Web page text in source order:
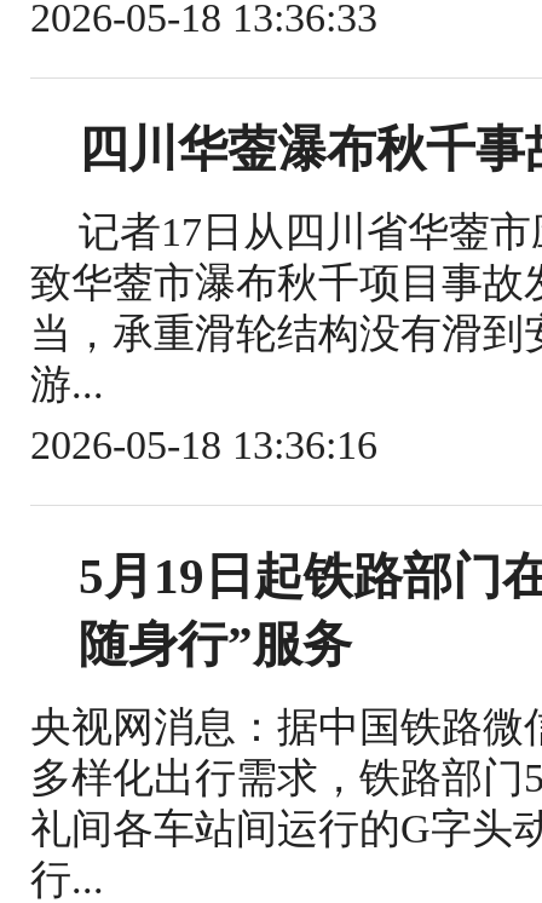
2026-05-18 13:36:33
四川华蓥瀑布秋千
记者17日从四川省华蓥
致华蓥市瀑布秋千项目事
当，承重滑轮结构没有滑
游...
2026-05-18 13:36:16
5月19日起铁路部门
随身行”服务
央视网消息：据中国铁路
多样化出行需求，铁路部门
礼间各车站间运行的G字头
行...